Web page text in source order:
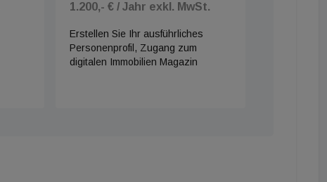
1.200,- € / Jahr exkl. MwSt.
Erstellen Sie Ihr ausführliches
Personenprofil, Zugang zum
digitalen Immobilien Magazin